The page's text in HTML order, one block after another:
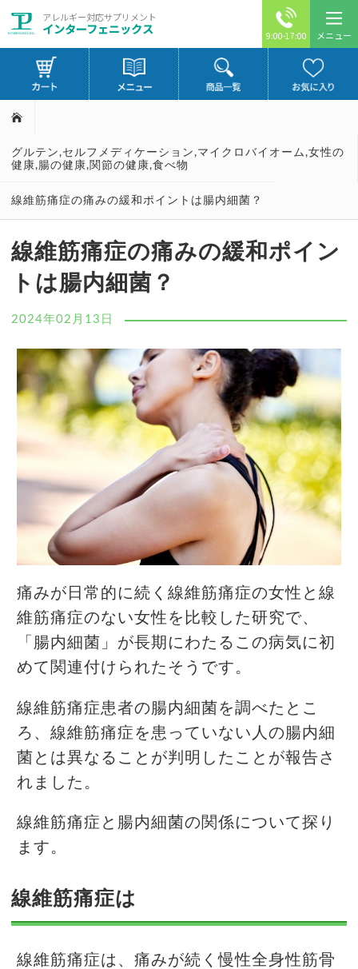
アレルギー対応サプリメント
インターフェニックス 9:00-17:00 メニュー
グルテン ,セルフメディケーション ,マイクロバイオーム ,女性の
健康, 腸の健康,関節の健康,食べ物
線維筋痛症の痛みの緩和ポイントは腸内細菌？
線維筋痛症の痛みの緩和ポイン
トは腸内細菌？
2024年02月13日
痛みが日常的に続く線維筋痛症の女性と線
維筋痛症のない女性を比較した研究で、
「腸内細菌」が長期にわたるこの病気に初
めて関連付けられたそうです。
線維筋痛症患者の腸内細菌を調べたとこ
ろ、線維筋痛症を患っていない人の腸内細
菌とは異なることが判明したことが報告さ
れました。
線維筋痛症と腸内細菌の関係について探り
ます。
線維筋痛症は
線維筋痛症は、痛みが続く慢性全身性筋骨